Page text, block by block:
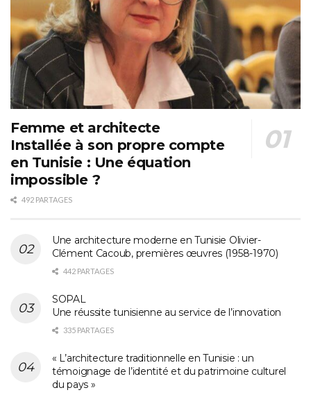
Femme et architecte
Installée à son propre compte
en Tunisie : Une équation
impossible ?
492 PARTAGES
Une architecture moderne en Tunisie Olivier-
Clément Cacoub, premières œuvres (1958-1970)
442 PARTAGES
SOPAL
Une réussite tunisienne au service de l’innovation
335 PARTAGES
« L’architecture traditionnelle en Tunisie : un
témoignage de l’identité et du patrimoine culturel
du pays »